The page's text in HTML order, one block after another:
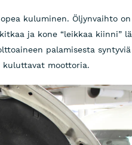
kuluminen. Öljynvaihto
ja kone “leikkaa kiinni”
palamisesta
kuluttavat moottoria.